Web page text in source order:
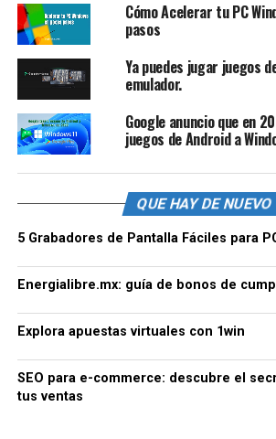
Cómo Acelerar tu PC
pasos
Ya puedes jugar juegos
emulador.
Google anuncio que en
juegos de Android a
QUE HAY DE NUEVO
5 Grabadores de Pantalla Fáciles para
Energialibre.mx: guía de bonos de
Explora apuestas virtuales con 1win
SEO para e-commerce: descubre el
tus ventas